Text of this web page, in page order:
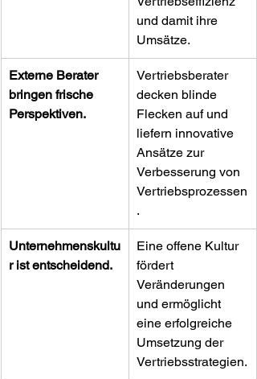
und damit ihre
Umsätze.
Externe Berater
bringen frische
Perspektiven.
Vertriebsberater
decken blinde
Flecken auf und
liefern innovative
Ansätze zur
Verbesserung von
Vertriebsprozessen
.
Unternehmenskultu
r ist entscheidend.
Eine offene Kultur
fördert
Veränderungen
und ermöglicht
eine erfolgreiche
Umsetzung der
Vertriebsstrategien.